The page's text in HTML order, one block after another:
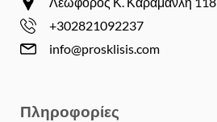
+302821092237
info@prosklisis.com
Πληροφορίες